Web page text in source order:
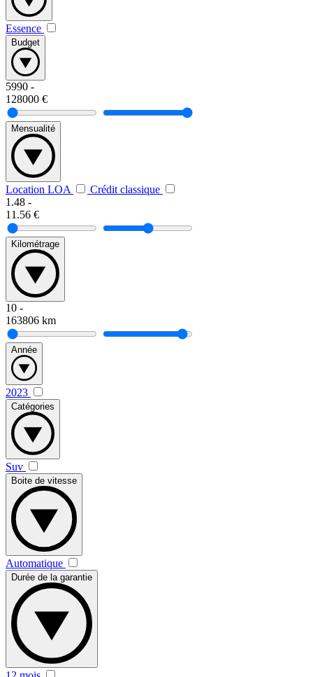
Essence
Budget
5990 -
128000 €
Mensualité
Location LOA
Crédit classique
1.48 -
11.56 €
Kilométrage
10 -
163806 km
Année
2023
Catégories
Suv
Boite de vitesse
Automatique
Durée de la garantie